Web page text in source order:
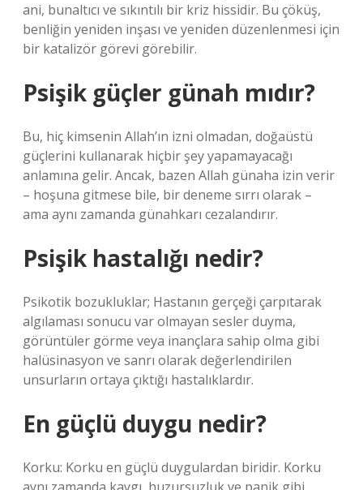
ani, bunaltıcı ve sıkıntılı bir kriz hissidir. Bu çöküş,
benliğin yeniden inşası ve yeniden düzenlenmesi için
bir katalizör görevi görebilir.
Psişik güçler günah mıdır?
Bu, hiç kimsenin Allah’ın izni olmadan, doğaüstü
güçlerini kullanarak hiçbir şey yapamayacağı
anlamına gelir. Ancak, bazen Allah günaha izin verir
– hoşuna gitmese bile, bir deneme sırrı olarak –
ama aynı zamanda günahkarı cezalandırır.
Psişik hastalığı nedir?
Psikotik bozukluklar; Hastanın gerçeği çarpıtarak
algılaması sonucu var olmayan sesler duyma,
görüntüler görme veya inançlara sahip olma gibi
halüsinasyon ve sanrı olarak değerlendirilen
unsurların ortaya çıktığı hastalıklardır.
En güçlü duygu nedir?
Korku: Korku en güçlü duygulardan biridir. Korku